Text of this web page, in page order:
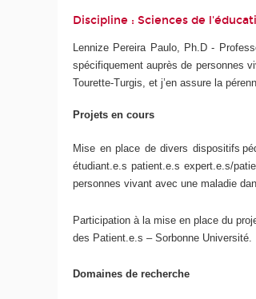
Discipline : Sciences de
Lennize Pereira Paulo, Ph.D -
spécifiquement auprès de personnes
Tourette-Turgis, et j’en assure la
Projets en cours
Mise en place de divers dispositifs
étudiant.e.s patient.e.s expert.e.s/
personnes vivant avec une maladie
Participation à la mise en place du
des Patient.e.s – Sorbonne Université.
Domaines de recherche